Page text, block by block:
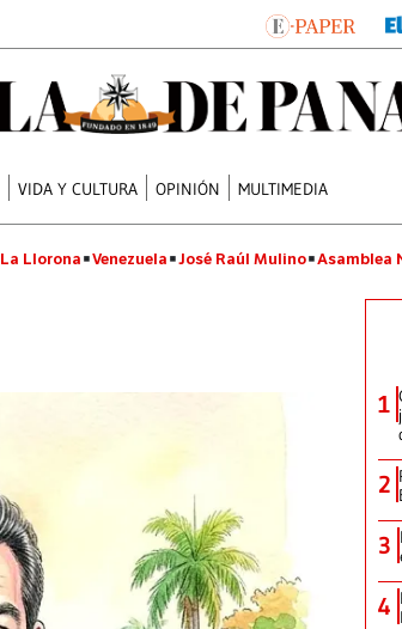
VIDA Y CULTURA OPINIÓN MULTIMEDIA
La Llorona Venezuela José Raúl Mulino Asamblea
1
2
3
4